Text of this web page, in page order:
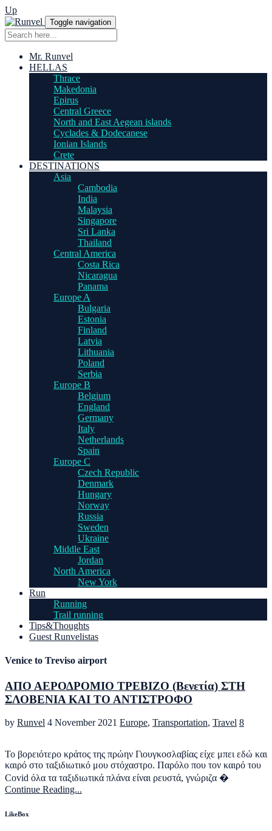
Up
Toggle navigation
Mr. Runvel
HELLAS
Thrace
Makedonia
Epirus
Central Greece
North and East Aegean islands
Cyclades & Dodecanese
Ionian Islands
Crete
DESTINATIONS
Asia
Cambodia
India
Malaysia
Singapore
Sri Lanka
Thailand
Central America
Costa Rica
Nicaragua
Panama
Europe A
Bulgaria
Estonia
Finland
Latvia
Lithuania
Poland
Serbia
Europe B
Belgium
England
Germany
Italy
Netherlands
Spain
Europe C
Czech Republic
Denmark
Hungary
Norway
Russia
Sweden
Ukraine
Middle East
Jordan
North America
New York
Run
Running
Trail running
Tips&Thoughts
Guest Runvelistas
Venice to Treviso airport
ΑΠΟ ΑΕΡΟΔΡΟΜΙΟ ΤΡΕΒΙΖΟ (Βενετία) ΣΤΗ
ΣΛΟΒΕΝΙΑ ΚΑΙ ΤΟ ΑΝΤΙΣΤΡΟΦΟ
by Runvel 4 November 2021 Europe, Transportation, Travel 8
Το βορειότερο κράτος της πρώην Γιουγκοσλαβίας είχε μπει εδώ και
καιρό στο ταξιδιωτικό μου στόχαστρο. Παρόλο που τον καιρό του
Covid όλα τα ταξιδιωτικά πλάνα είναι ρευστά, γνώριζα �
Continue Reading...
LikeBox